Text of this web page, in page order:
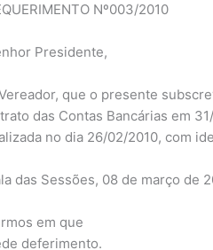
Nº003/2010
Presidente,
que o presente
das Contas Bancárias em
no dia 26/02/2010, com
das Sessões, 08 de março de
em que
deferimento.